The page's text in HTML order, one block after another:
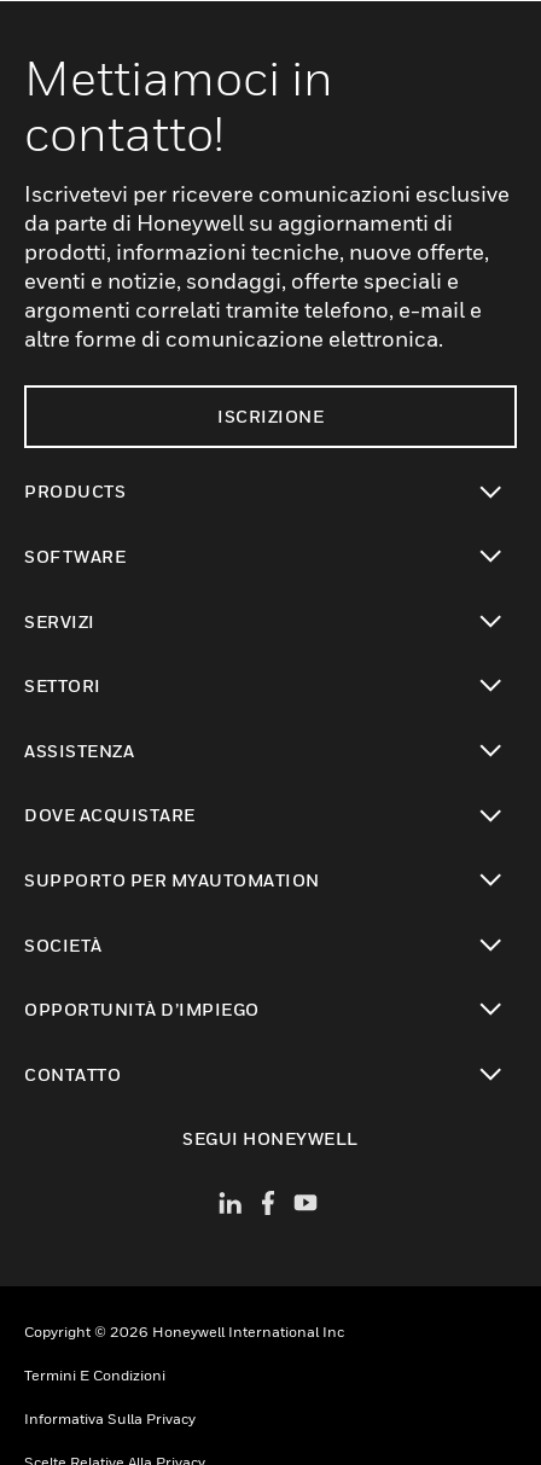
Mettiamoci in
contatto!
Iscrivetevi per ricevere comunicazioni esclusive
da parte di Honeywell su aggiornamenti di
prodotti, informazioni tecniche, nuove offerte,
eventi e notizie, sondaggi, offerte speciali e
argomenti correlati tramite telefono, e-mail e
altre forme di comunicazione elettronica.
ISCRIZIONE
PRODUCTS
SOFTWARE
SERVIZI
SETTORI
ASSISTENZA
DOVE ACQUISTARE
SUPPORTO PER MYAUTOMATION
SOCIETÀ
OPPORTUNITÀ D’IMPIEGO
CONTATTO
SEGUI HONEYWELL
Copyright © 2026 Honeywell International Inc
Termini E Condizioni
Informativa Sulla Privacy